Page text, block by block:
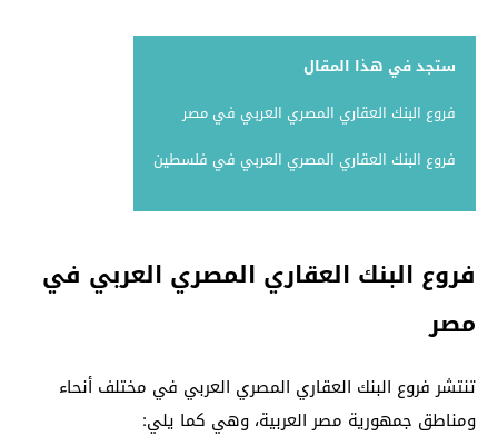
ستجد في هذا المقال
فروع البنك العقاري المصري العربي في مصر
فروع البنك العقاري المصري العربي في فلسطين
فروع البنك العقاري المصري العربي في
مصر
تنتشر فروع البنك العقاري المصري العربي في مختلف أنحاء
ومناطق جمهورية مصر العربية، وهي كما يلي: